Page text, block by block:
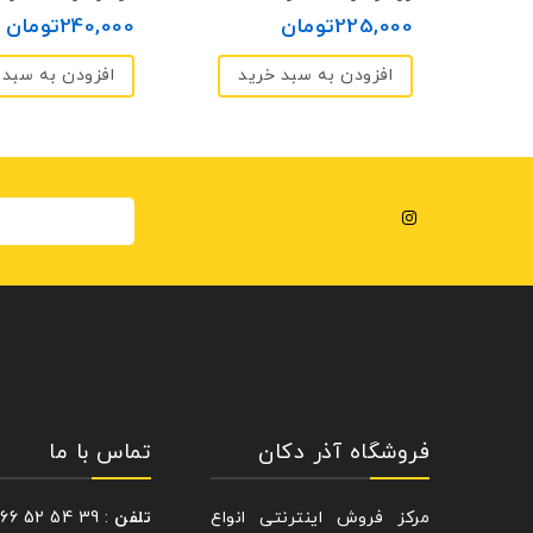
240,000تومان
افزودن به
225,000تومان
افزودن به سبد خرید
فروشگاه آذر دکان
مرکز فروش اینترنتی انواع
تماس با ما
تلفن : 39 54 52 66 – 021